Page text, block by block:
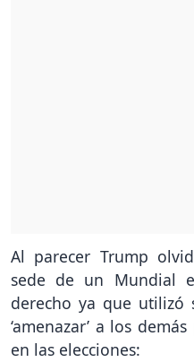
Al parecer Trump
sede de un Mundial
derecho ya que utilizó
‘amenazar’ a los
en las elecciones: